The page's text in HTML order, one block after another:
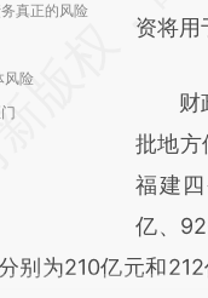
真正的风险
风险
成，可
对和
资将用
财政
批地方
福建
亿、
别为210亿元和